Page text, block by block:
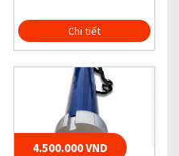
Chi tiết
4.500.000 VND